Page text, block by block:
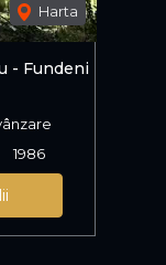
Harta
- Fundeni
1986